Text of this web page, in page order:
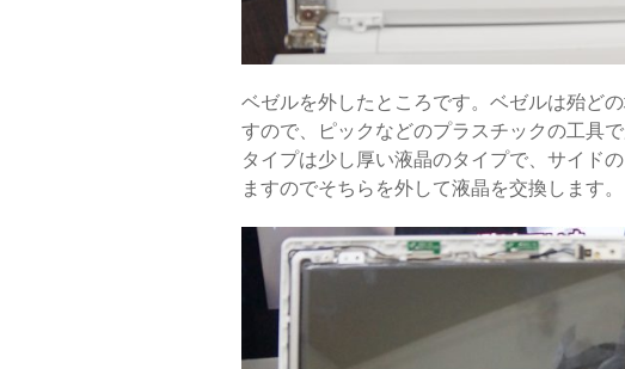
ベゼルを外したところです。ベゼルは殆ど
すので、ピックなどのプラスチックの工具
タイプは少し厚い液晶のタイプで、サイド
ますのでそちらを外して液晶を交換します。